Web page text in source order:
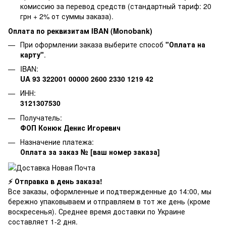
комиссию за перевод средств (стандартный тариф: 20
грн + 2% от суммы заказа).
Оплата по реквизитам IBAN (Monobank)
При оформлении заказа выберите способ "Оплата на
карту".
IBAN:
UA 93 322001 00000 2600 2330 1219 42
ИНН:
3121307530
Получатель:
ФОП Конюк Денис Игоревич
Назначение платежа:
Оплата за заказ № [ваш номер заказа]
⚡ Отправка в день заказа!
Все заказы, оформленные и подтвержденные до 14:00, мы
бережно упаковываем и отправляем в тот же день (кроме
воскресенья). Среднее время доставки по Украине
составляет 1-2 дня.